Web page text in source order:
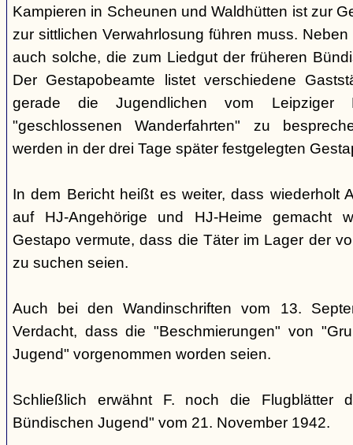
Kampieren in Scheunen und Waldhütten ist zur
zur sittlichen Verwahrlosung führen muss.
auch solche, die zum Liedgut der früheren
Der Gestapobeamte listet verschiedene
gerade die Jugendlichen vom
"geschlossenen Wanderfahrten" zu
werden in der drei Tage später festgelegten
In dem Bericht heißt es weiter, dass wiederholt
auf HJ-Angehörige und HJ-Heime gemacht
Gestapo vermute, dass die Täter im Lager der
zu suchen seien.
Auch bei den Wandinschriften vom 13.
Verdacht, dass die "Beschmierungen" von
Jugend" vorgenommen worden seien.
Schließlich erwähnt F. noch die Flugblätter
Bündischen Jugend" vom 21. November 1942.